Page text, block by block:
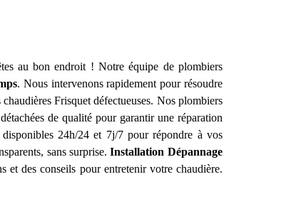
au bon endroit ! Notre équipe de plombiers
. Nous intervenons rapidement pour résoudre
Frisquet défectueuses. Nos plombiers
de qualité pour garantir une réparation
24h/24 et 7j/7 pour répondre à vos
sans surprise.Installation Dépannage
et des conseils pour entretenir votre chaudière.